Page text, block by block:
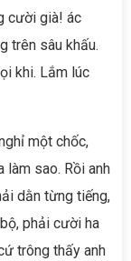
cười già! ác
trên sâu khấu.
khi. Lắm lúc
một chốc,
làm sao. Rồi anh
dằn từng tiếng,
phải cười ha
trông thấy anh